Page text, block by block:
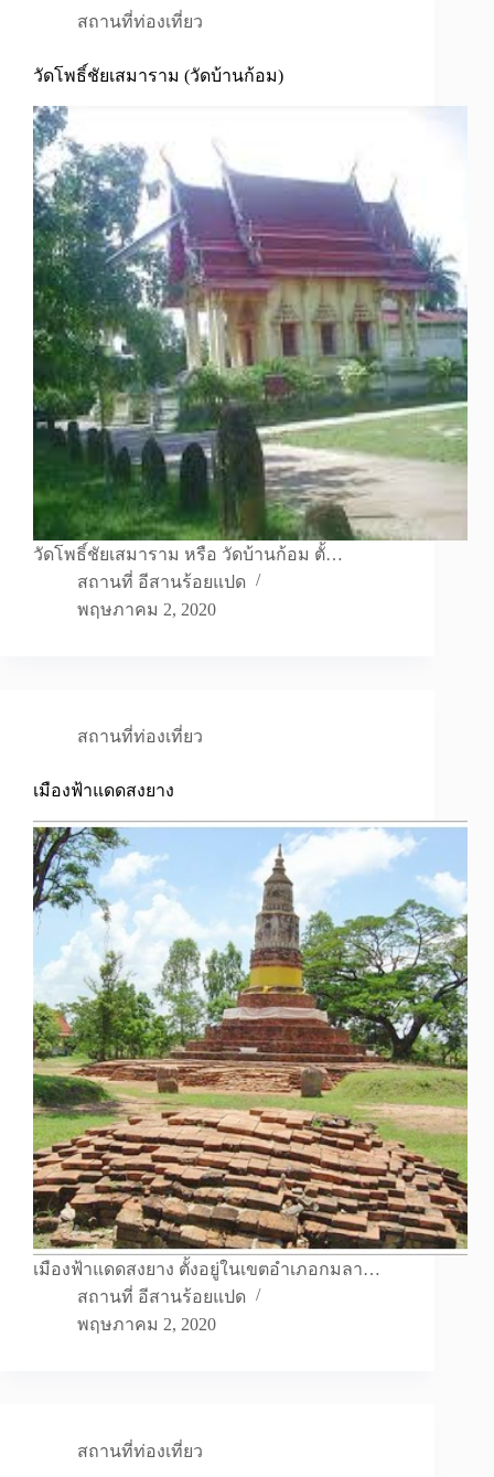
สถานที่ท่องเที่ยว
วัดโพธิ์ชัยเสมาราม (วัดบ้านก้อม)
วัดโพธิ์ชัยเสมาราม หรือ วัดบ้านก้อม ตั้…
สถานที่ อีสานร้อยแปด
พฤษภาคม 2, 2020
สถานที่ท่องเที่ยว
เมืองฟ้าแดดสงยาง
เมืองฟ้าแดดสงยาง ตั้งอยู่ในเขตอำเภอกมลา…
สถานที่ อีสานร้อยแปด
พฤษภาคม 2, 2020
สถานที่ท่องเที่ยว